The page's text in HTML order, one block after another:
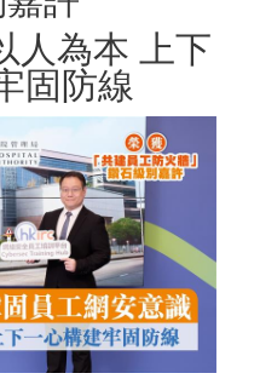
人為本 上下
固防線